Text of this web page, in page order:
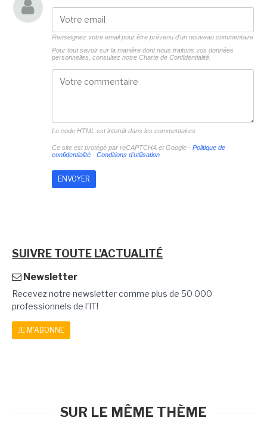
Renseignez votre email pour être prévenu d'un nouveau commentaire
Pour tout savoir sur la manière dont nous traitons vos données
personnelles, consultez notre Charte de Confidentialité.
Le code HTML est interdit dans les commentaires
Ce site est protégé par reCAPTCHA et Google - Politique de
confidentialité- Conditions d'utilisation
SUIVRE TOUTE L'ACTUALITÉ
Newsletter
Recevez notre newsletter comme plus de 50 000
professionnels de l'IT!
JE M'ABONNE
SUR LE MÊME THÈME